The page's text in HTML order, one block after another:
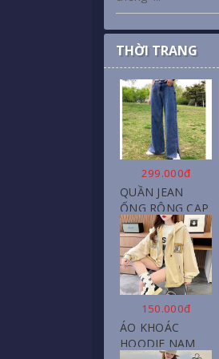
THỜI TRANG
299.000đ
QUẦN JEAN
ỐNG RỘNG CẠP
CAO, DÀI XẺ
GẤU PHONG
CÁCH J6
150.000đ
ÁO KHOÁC
HOODIE NAM